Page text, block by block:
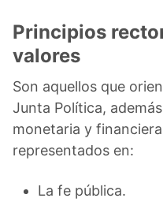
Principios
valores
Son aquellos que
Junta Política,
monetaria y
representados en:
La fe pública.